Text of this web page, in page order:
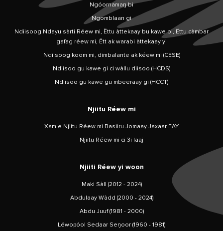
Ngóornamaŋ bi
Ngomblaan gi
Ndiisoog Ndayu sàrti Réew mi, Ëttu àttekaay bu kawe bi, Ëttu càmbar
gafag réew mi, Ëtt ak warabi àttekaay yi
Ndiisoog koom mi, dimbalante ak kéew mi (CESE)
Ndiisoo gu kawe gi ci wàllu diisoo (HCDS)
Ndiisoo gu kawe gu mbeeraay gi (HCCT)
Njiitu Réew mi
Xamle Njiitu Réew mi Basiiru Jomaay Jaxaar FAY
Njiitu Réew mi ci 3i laaj
Njiiti Réew yi woon
Maki Sàll (2012 - 2024)
Abdulaay Wàdd (2000 - 2024)
Abdu Juuf (1981 - 2000)
Léwopóol Sedaar Seŋoor (1960 - 1981)